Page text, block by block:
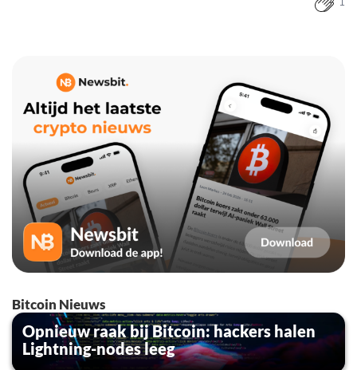
Bitcoin Nieuws
Opnieuw raak bij Bitcoin: hackers halen
Lightning-nodes leeg